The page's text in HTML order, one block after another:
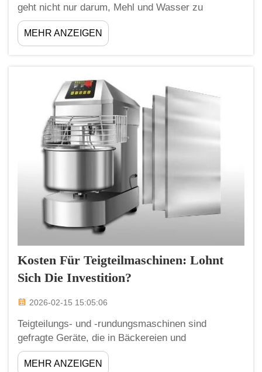
geht nicht nur darum, Mehl und Wasser zu
vermengen; vielmehr gilt es, die ideale Textur zu
erreichen, damit jeder Bissen ein Genuss ist. Um
mit einer Mischmaschine die perfekte Pizzateig-
MEHR ANZEIGEN
Kosten Für Teigteilmaschinen: Lohnt
Sich Die Investition?
2026-02-15 15:05:06
Teigteilungs- und -rundungsmaschinen sind
gefragte Geräte, die in Bäckereien und
maschinellen Produktionsanlagen eingesetzt
werden. Diese Teigherstellungsmaschine ermöglicht
MEHR ANZEIGEN